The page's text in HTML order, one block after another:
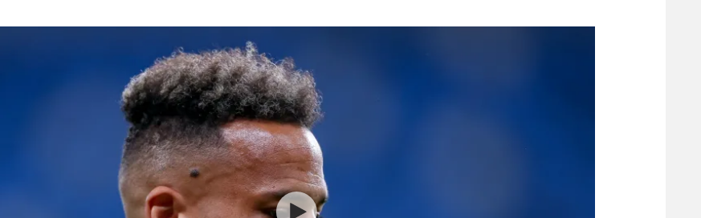
הפועל תל אביב
הפועל באר שבע
מכבי נתניה
ליגה סינית
ליגה ברזילאית
ליגות נוספות